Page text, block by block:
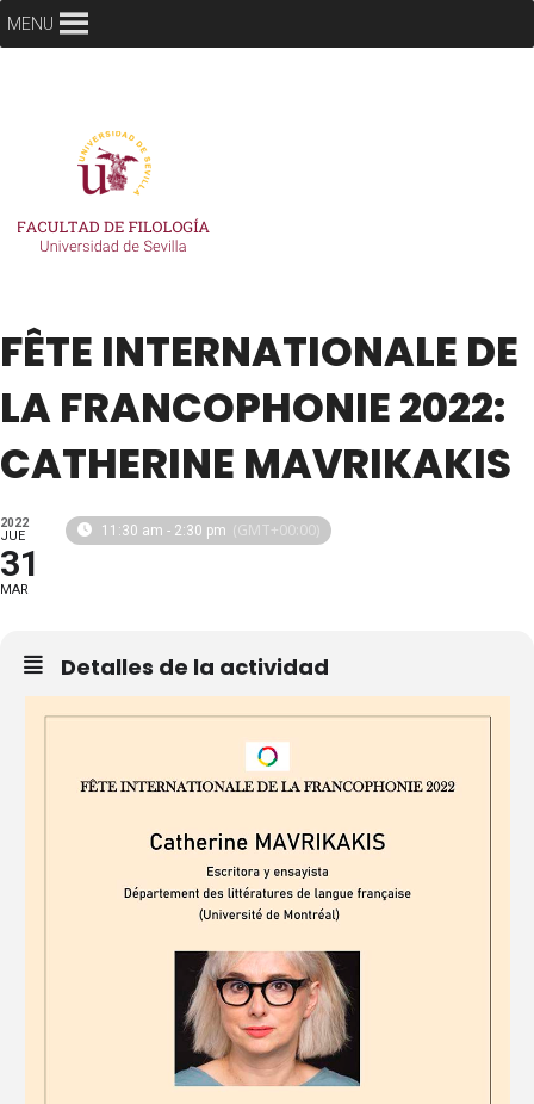
MENU
FÊTE INTERNATIONALE DE
LA FRANCOPHONIE 2022:
CATHERINE MAVRIKAKIS
2022
JUE
31
MAR
11:30 am - 2:30 pm (GMT+00:00)
Detalles de la actividad